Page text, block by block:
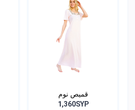
قميص نوم
1,360SYP